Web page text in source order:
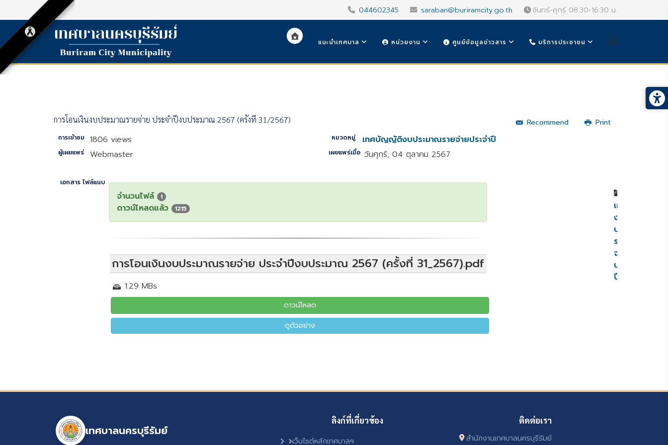
044602345 saraban@buriramcity.go.th จันทร์-ศุกร์ 08.30-16.30 น.
แนะนำเทศบาล หน่วยงาน ศูนย์ข้อมูลข่าวสาร บริการประชาชน
Recommend Print
การโอนเงินงบประมาณรายจ่าย ประจำปีงบประมาณ 2567 (ครั้งที่ 31/2567)
การเข้าชม 1806 views หมวดหมู่ เทศบัญญัติงบประมาณรายจ่ายประจำปี
ผู้เผยแพร่ Webmaster เผยแพร่เมื่อ วันศุกร์, 04 ตุลาคม 2567
เอกสาร ไฟล์แนบ
จำนวนไฟล์ 1
ดาวน์โหลดแล้ว 1215
การโอนเงินงบประมาณรายจ่าย ประจำปีงบประมาณ 2567 (ครั้งที่ 31_2567).pdf
1.29 MBs
ดาวน์โหลด
ดูตัวอย่าง
เทศบัญญัติ
งบ
ประมาณ
ราย
จ่าย
ประจำ
ปี
เทศบาลนครบุรีรัมย์
ลิงก์ที่เกี่ยวข้อง
เว็บไซต์หลักเทศบาลฯ
ติดต่อเรา
สำนักงานเทศบาลนครบุรีรัมย์